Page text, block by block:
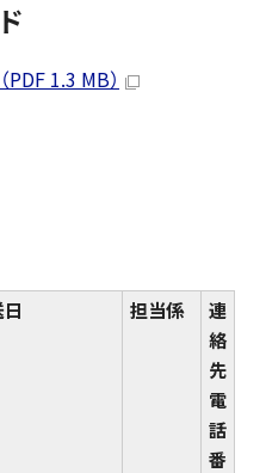
1.3 MB）
担当係
連
絡
先
電
話
番